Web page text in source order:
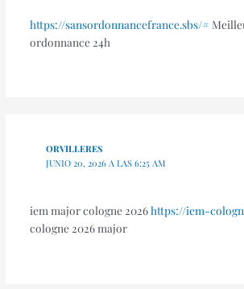
https://sansordonnancefrance.sbs/#
ordonnance 24h
ORVILLERES
JUNIO 20, 2026 A LAS 6:25 AM
iem major cologne 2026https://iem-
cologne 2026 major